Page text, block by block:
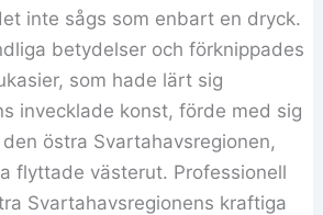
inte sågs som enbart en dryck.
betydelser och förknippades
som hade lärt sig
invecklade konst, förde med sig
östra Svartahavsregionen,
flyttade västerut. Professionell
Svartahavsregionens kraftiga